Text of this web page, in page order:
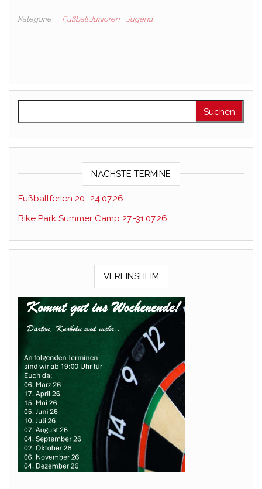
Kategorie Fußball Junioren Jugend
NÄCHSTE TERMINE
Fußballferien 20.-24.07.26
Bike Park Summer Camp 27.-31.07.26
VEREINSHEIM